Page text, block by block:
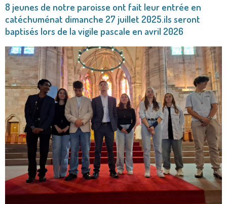
êtes
ici
8 jeunes de notre paroisse ont fait leur entrée en
catéchuménat dimanche 27 juillet 2025.ils seront
baptisés lors de la vigile pascale en avril 2026